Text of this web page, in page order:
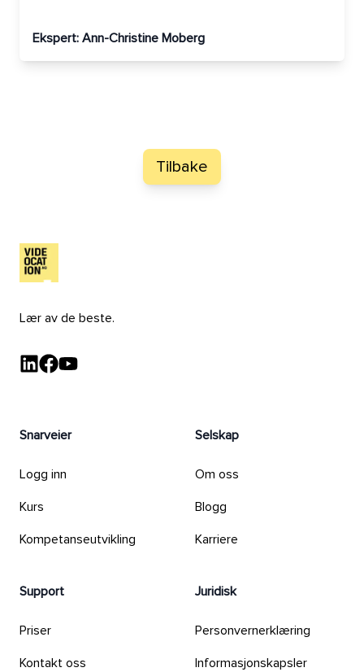
individnivå.
Ekspert: Ann-Christine Moberg
Tilbake
Lær av de beste.
LinkedIn - Videocation
Facebook - Videocation
YouTube - Videocation
Snarveier
Logg inn
Kurs
Kompetanseutvikling
Support
Priser
Kontakt oss
Selskap
Om oss
Blogg
Karriere
Juridisk
Personvernerklæring
Informasjonskapsler